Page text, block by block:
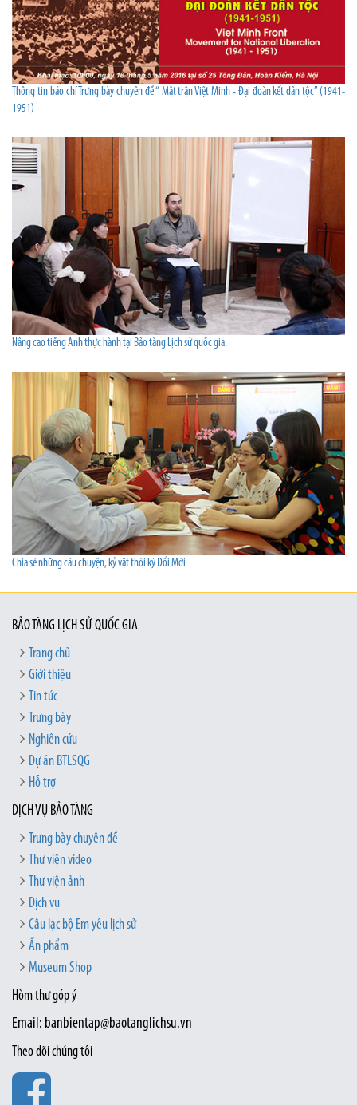
Thông tin báo chí Trưng bày chuyên đề “ Mặt trận Việt Minh - Đại đoàn kết dân tộc” (1941-
1951)
Nâng cao tiếng Anh thực hành tại Bảo tàng Lịch sử quốc gia.
Chia sẻ những câu chuyện, kỷ vật thời kỳ Đổi Mới
BẢO TÀNG LỊCH SỬ QUỐC GIA
Trang chủ
Giới thiệu
Tin tức
Trưng bày
Nghiên cứu
Dự án BTLSQG
Hỗ trợ
DỊCH VỤ BẢO TÀNG
Trưng bày chuyên đề
Thư viện video
Thư viện ảnh
Dịch vụ
Câu lạc bộ Em yêu lịch sử
Ấn phẩm
Museum Shop
Hòm thư góp ý
Email: banbientap@baotanglichsu.vn
Theo dõi chúng tôi